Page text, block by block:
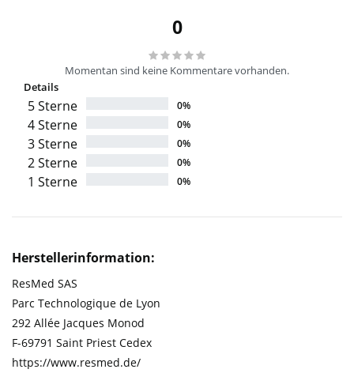
0
Momentan sind keine Kommentare vorhanden.
Details
5 Sterne 0%
4 Sterne 0%
3 Sterne 0%
2 Sterne 0%
1 Sterne 0%
Herstellerinformation:
ResMed SAS
Parc Technologique de Lyon
292 Allée Jacques Monod
F-69791 Saint Priest Cedex
https://www.resmed.de/